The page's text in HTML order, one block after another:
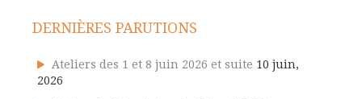
DERNIÈRES PARUTIONS
Ateliers des 1 et 8 juin 2026 et suite 10 juin,
2026